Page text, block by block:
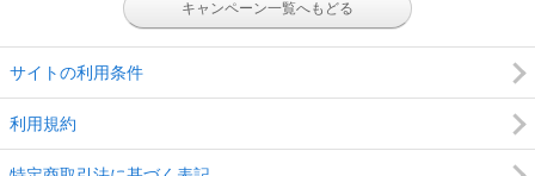
キャンペーン一覧へもどる
サイトの利用条件
利用規約